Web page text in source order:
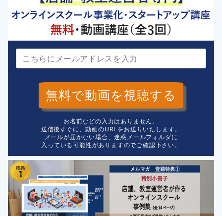
無料で動画を視聴する
お名前などの入力はありません。
送信後すぐに、動画のURLをお送りいたします。
メールが届かない場合、迷惑メールフォルダに
入っている可能性がありますのでご確認下さい。